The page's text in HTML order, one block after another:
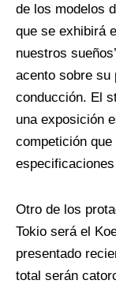
de los modelos
que se exhibirá
nuestros
acento sobre su
conducción. El
una exposición
competición
Otro de los
Tokio será el
presentado
total serán